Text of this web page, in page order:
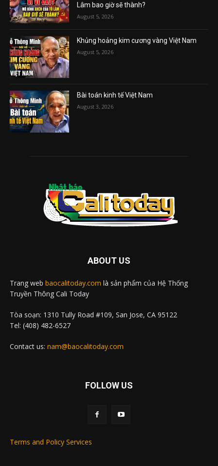
Lâm bao giờ sẽ thành?
August 5, 2026
Khủng hoảng kim cương vàng Việt Nam
August 5, 2026
Bài toán kinh tế Việt Nam
August 3, 2026
ABOUT US
Trang web baocalitoday.com là sản phẩm của Hệ Thống
Truyền Thông Cali Today
Tòa soạn: 1310 Tully Road #109, San Jose, CA 95122
Tel: (408) 482-6527
Contact us: nam@baocalitoday.com
FOLLOW US
Terms and Policy Services